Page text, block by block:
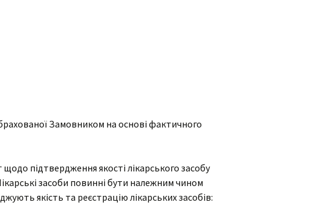
Замовником на основі фактичного
підтвердження якості лікарського засобу
засоби повинні бути належним чином
якість та реєстрацію лікарських засобів: